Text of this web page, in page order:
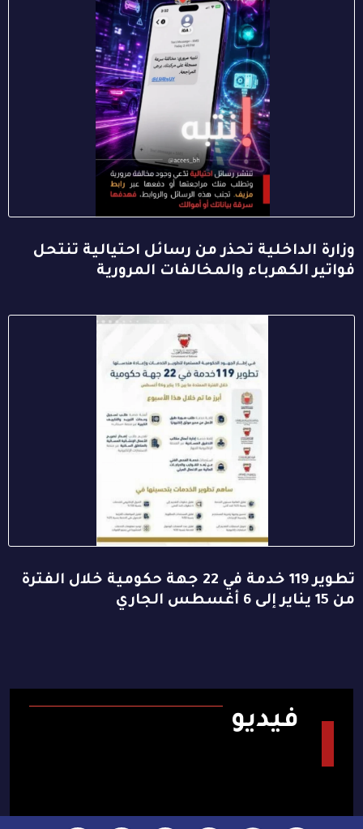
وزارة الداخلية تحذر من رسائل احتيالية تنتحل
فواتير الكهرباء والمخالفات المرورية
تطوير 119 خدمة في 22 جهة حكومية خلال الفترة
من 15 يناير إلى 6 أغسطس الجاري
فيديو